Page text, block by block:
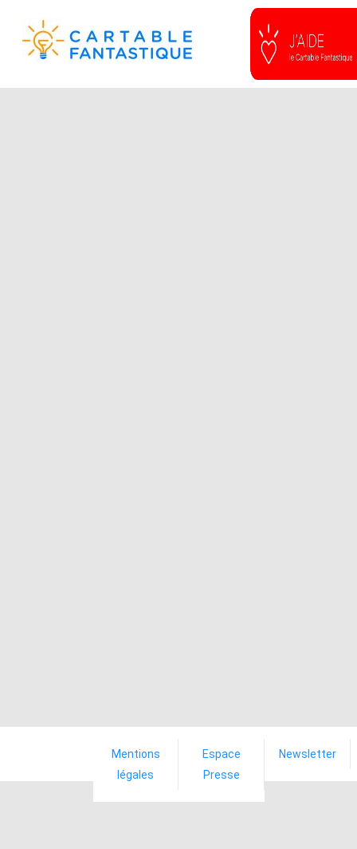
Mentions
légales
Espace
Presse
Newsletter